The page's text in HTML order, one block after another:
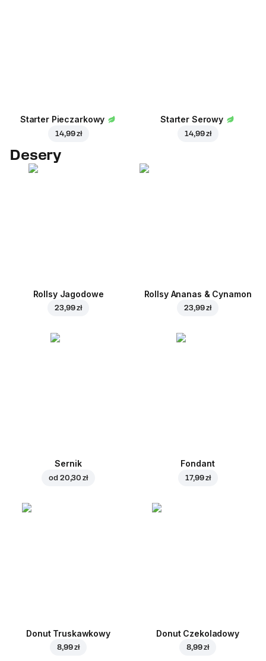
Starter Pieczarkowy
14,99 zł
Starter Serowy
14,99 zł
Desery
Rollsy Jagodowe
23,99 zł
Rollsy Ananas & Cynamon
23,99 zł
Sernik
od 20,30 zł
Fondant
17,99 zł
Donut Truskawkowy
8,99 zł
Donut Czekoladowy
8,99 zł